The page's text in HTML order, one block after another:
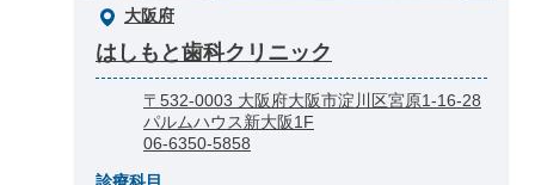
大阪府
はしもと歯科クリニック
〒532-0003 大阪府大阪市淀川区宮原1-16-28
パルムハウス新大阪1F
06-6350-5858